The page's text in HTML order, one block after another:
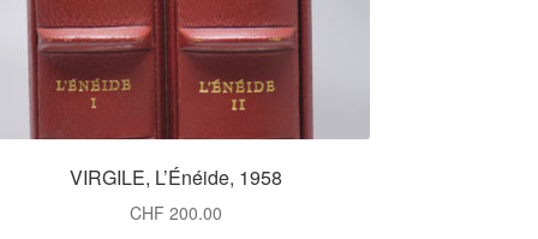
VIRGILE, L’Énéide, 1958
CHF 200.00